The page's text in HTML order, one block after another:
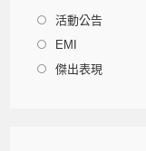
活動公告
EMI
傑出表現